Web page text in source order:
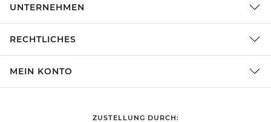
UNTERNEHMEN
RECHTLICHES
MEIN KONTO
ZUSTELLUNG DURCH: